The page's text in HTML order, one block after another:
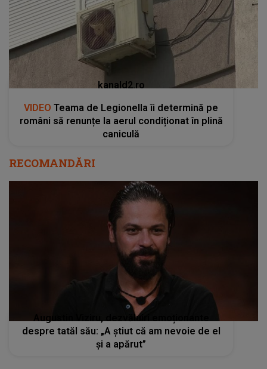
kanald2.ro
VIDEO Teama de Legionella îi determină pe
români să renunțe la aerul condiționat în plină
caniculă
RECOMANDĂRI
Augustin Viziru, dezvăluiri emoționante
despre tatăl său: „A știut că am nevoie de el
și a apărut”